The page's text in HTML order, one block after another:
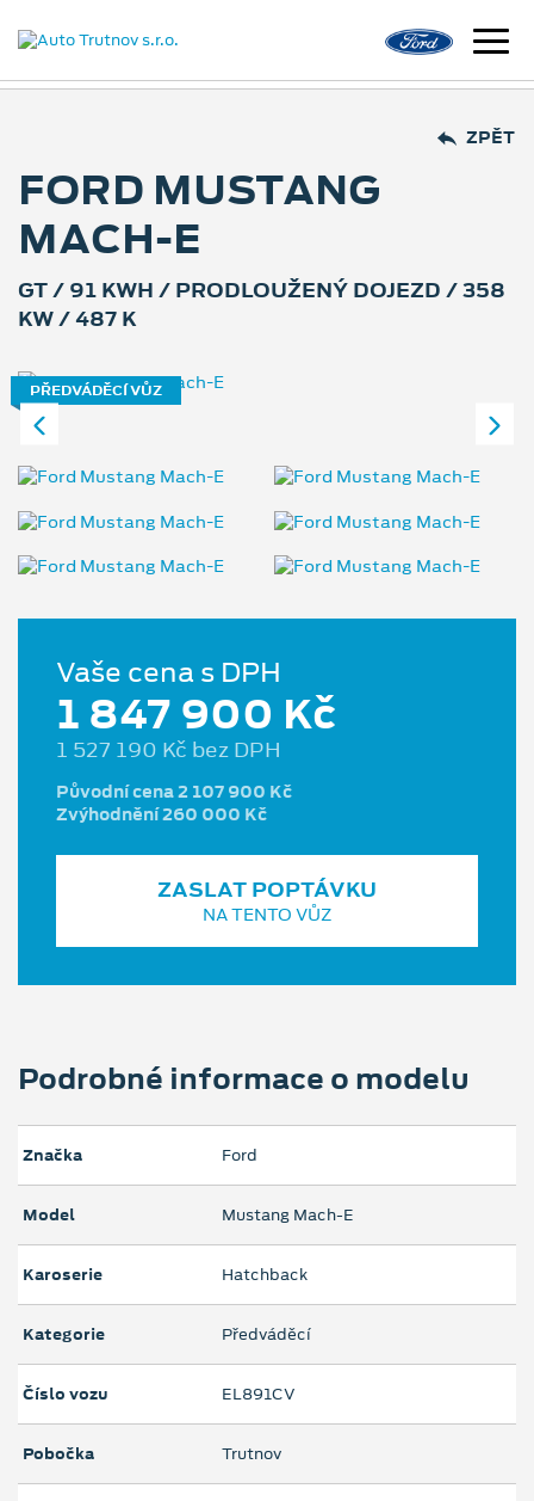
ZPĚT
FORD MUSTANG
MACH-E
GT / 91 KWH / PRODLOUŽENÝ DOJEZD / 358
KW / 487 K
PŘEDVÁDĚCÍ VŮZ
Vaše cena s DPH
1 847 900 Kč
1 527 190 Kč bez DPH
Původní cena 2 107 900 Kč
Zvýhodnění 260 000 Kč
ZASLAT POPTÁVKU
NA TENTO VŮZ
Podrobné informace o modelu
Značka Ford
Model Mustang Mach-E
Karoserie Hatchback
Kategorie Předváděcí
Číslo vozu EL891CV
Pobočka Trutnov